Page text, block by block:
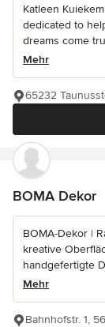
Katleen
dedicated to
dreams come
Mehr
65232
BOMA Dekor
BOMA-Dekor |
kreative
handgefertigte
Mehr
Bahnhofstr. 1,